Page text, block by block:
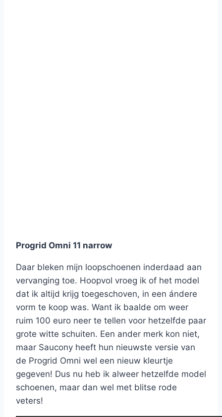
Progrid Omni 11 narrow
Daar bleken mijn loopschoenen inderdaad aan
vervanging toe. Hoopvol vroeg ik of het model
dat ik altijd krijg toegeschoven, in een ándere
vorm te koop was. Want ik baalde om weer
ruim 100 euro neer te tellen voor hetzelfde paar
grote witte schuiten. Een ander merk kon niet,
maar Saucony heeft hun nieuwste versie van
de Progrid Omni wel een nieuw kleurtje
gegeven! Dus nu heb ik alweer hetzelfde model
schoenen, maar dan wel met blitse rode
veters!